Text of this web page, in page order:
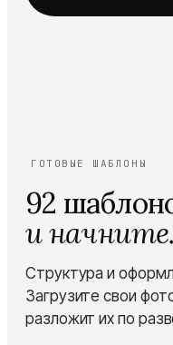
Выпускные альбомы
ГОТОВЫЕ ШАБЛОНЫ
92
и начните.
Структура и
Загрузите свои
разложит их по